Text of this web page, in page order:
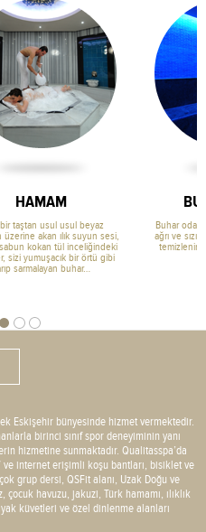
BUHAR ODASI
Buhar odası bakımı sonrası kaslardaki
ağrı ve sızılar azalır, cilt derinlemesine
temizlenir ve ihtiyaç duyduğu nemi
tekrar kazanır.
Eskişehir bünyesinde hizmet vermektedir.
birinci sınıf spor deneyiminin yanı
hizmetine sunmaktadır. Qualitasspa’da
internet erişimli koşu bantları, bisiklet ve
grup dersi, QSFit alanı, Uzak Doğu ve
çocuk havuzu, jakuzi, Türk hamamı, ılıklık
küvetleri ve özel dinlenme alanları